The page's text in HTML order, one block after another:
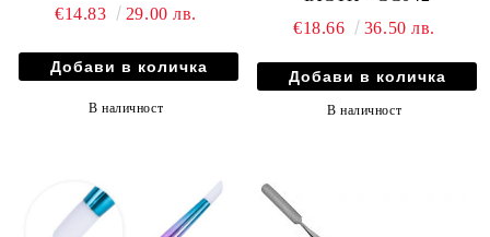
€14.83 29.00 лв.
В наличност
€18.66
36.50 лв.
В наличност